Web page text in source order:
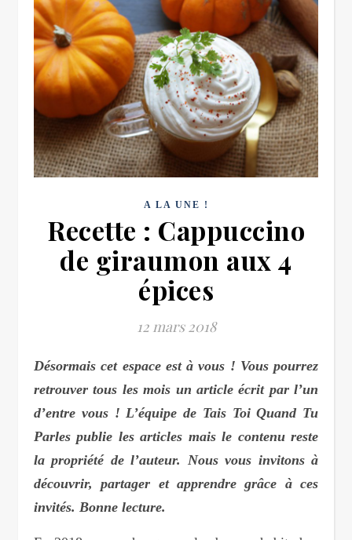
A LA UNE !
Recette : Cappuccino
de giraumon aux 4
épices
12 mars 2018
Désormais cet espace est à vous ! Vous pourrez
retrouver tous les mois un article écrit par l’un
d’entre vous ! L’équipe de Tais Toi Quand Tu
Parles publie les articles mais le contenu reste
la propriété de l’auteur. Nous vous invitons à
découvrir, partager et apprendre grâce à ces
invités. Bonne lecture.